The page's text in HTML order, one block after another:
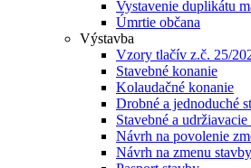
Vystavenie duplikátu
Úmrtie občana
Výstavba
Vzory tlačív z.č. 25/
Stavebné konanie
Kolaudačné konanie
Drobné a jednoduché
Stavebné a udržiavacie
Návrh na povolenie
Návrh na zmenu